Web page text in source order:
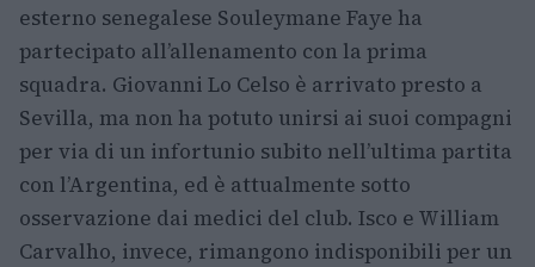
esterno senegalese Souleymane Faye ha
partecipato all’allenamento con la prima
squadra. Giovanni Lo Celso è arrivato presto a
Sevilla, ma non ha potuto unirsi ai suoi compagni
per via di un infortunio subito nell’ultima partita
con l’Argentina, ed è attualmente sotto
osservazione dai medici del club. Isco e William
Carvalho, invece, rimangono indisponibili per un